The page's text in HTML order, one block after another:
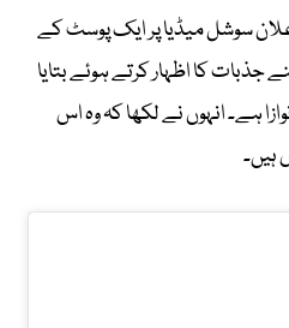
سوشل میڈیا پر ایک پوسٹ کے
کا اظہار کرتے ہوئے بتایا
ہے۔ انہوں نے لکھا کہ وہ اس
ہیں۔